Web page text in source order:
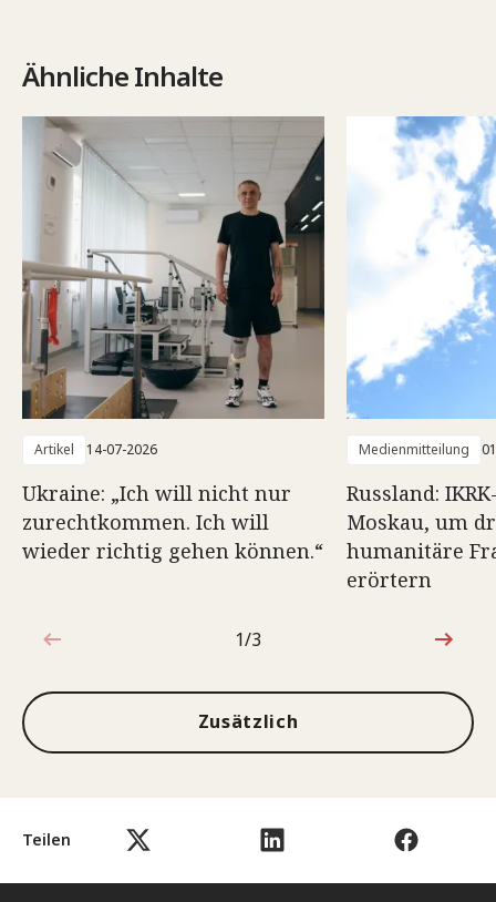
Teilen
Ähnliche Inhalte
Artikel 14-07-2026
Ukraine: „Ich will nicht nur
zurechtkommen. Ich will
wieder richtig gehen können.“
Medienmitteilung
Russland:
Moskau, um
humanitäre
erörtern
1von3
1/3
Zusätzlich